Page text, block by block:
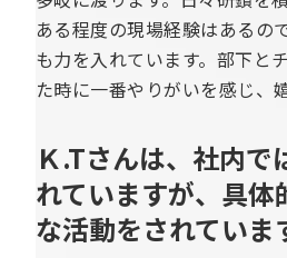
ある程度の現場経験はあるの
も力を入れています。部下と
た時に一番やりがいを感じ、
Ｋ.Tさんは、社内で
れていますが、具体
な活動をされていま